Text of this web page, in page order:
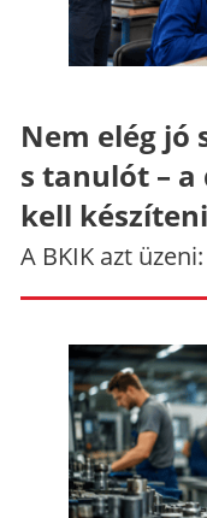
Nem elég jó
s tanulót –
kell
A BKIK azt